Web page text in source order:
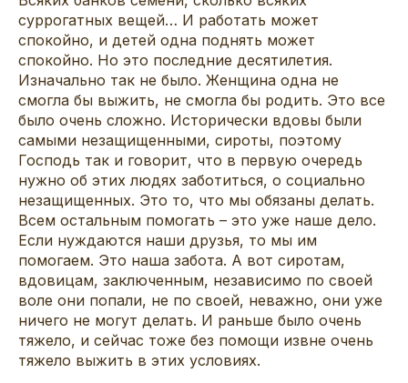
суррогатных вещей… И работать может
спокойно, и детей одна поднять может
спокойно. Но это последние десятилетия.
Изначально так не было. Женщина одна не
смогла бы выжить, не смогла бы родить. Это все
было очень сложно. Исторически вдовы были
самыми незащищенными, сироты, поэтому
Господь так и говорит, что в первую очередь
нужно об этих людях заботиться, о социально
незащищенных. Это то, что мы обязаны делать.
Всем остальным помогать – это уже наше дело.
Если нуждаются наши друзья, то мы им
помогаем. Это наша забота. А вот сиротам,
вдовицам, заключенным, независимо по своей
воле они попали, не по своей, неважно, они уже
ничего не могут делать. И раньше было очень
тяжело, и сейчас тоже без помощи извне очень
тяжело выжить в этих условиях.